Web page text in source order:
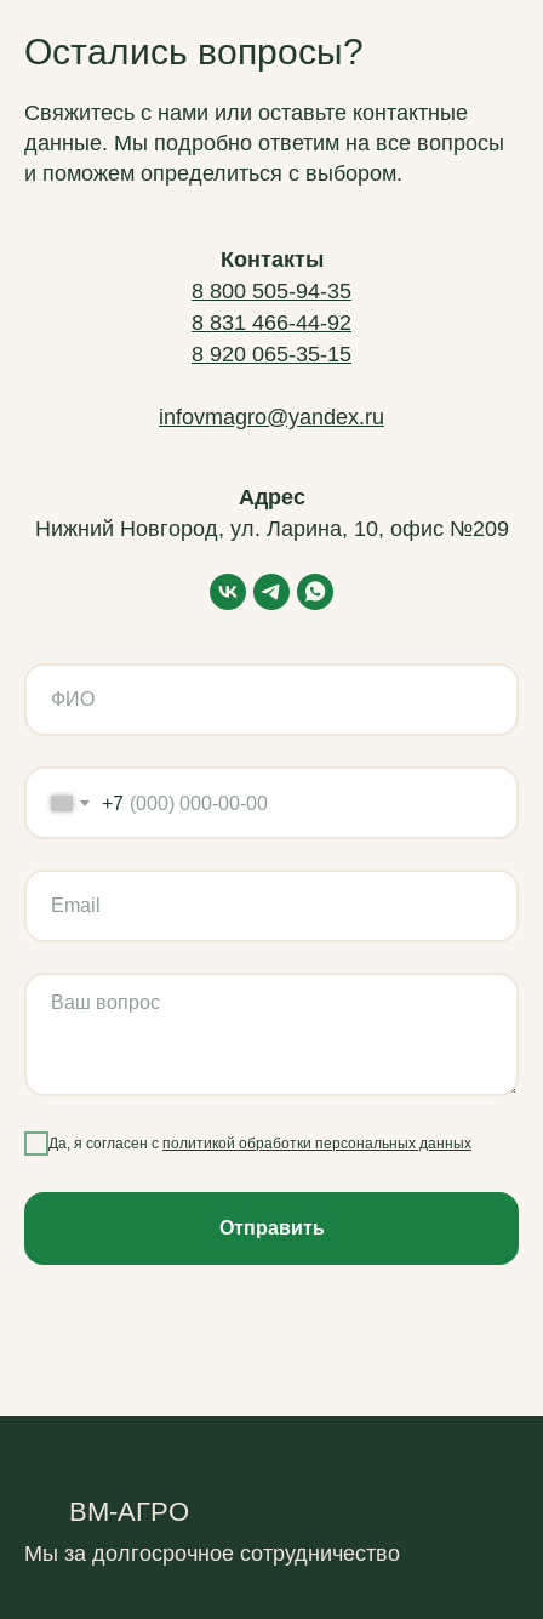
Остались вопросы?
Свяжитесь с нами или оставьте контактные
данные. Мы подробно ответим на все вопросы
и поможем определиться с выбором.
Контакты
8 800 505-94-35
8 831 466-44-92
8 920 065-35-15
infovmagro@yandex.ru
Адрес
Нижний Новгород, ул. Ларина, 10, офис №209
+7
Да, я согласен с политикой обработки персональных данных
Отправить
Мы за долгосрочное сотрудничество
Подержанная техника